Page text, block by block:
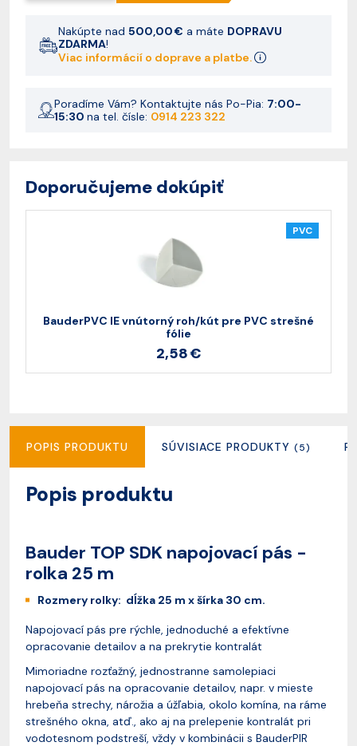
Nakúpte nad 500,00 € a máte DOPRAVU
ZDARMA!
Viac informácií o doprave a platbe.
Poradíme Vám? Kontaktujte nás Po-Pia: 7:00-
15:30 na tel. čísle: 0914 223 322
Doporučujeme dokúpiť
PVC
BauderPVC IE vnútorný roh/kút pre PVC strešné
fólie
2,58 €
POPIS PRODUKTU SÚVISIACE PRODUKTY (5)
Popis produktu
Bauder TOP SDK napojovací pás -
rolka 25 m
Rozmery rolky: dĺžka 25 m x šírka 30 cm.
Napojovací pás pre rýchle, jednoduché a efektívne
opracovanie detailov a na prekrytie kontralát
Mimoriadne rozťažný, jednostranne samolepiaci
napojovací pás na opracovanie detailov, napr. v mieste
hrebeňa strechy, nárožia a úžľabia, okolo komína, na ráme
strešného okna, atď., ako aj na prelepenie kontralát pri
vodotesnom podstreší, vždy v kombinácii s BauderPIR